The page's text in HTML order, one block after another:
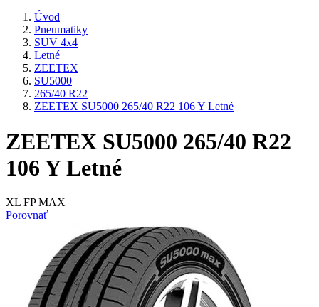
Úvod
Pneumatiky
SUV 4x4
Letné
ZEETEX
SU5000
265/40 R22
ZEETEX SU5000 265/40 R22 106 Y Letné
ZEETEX SU5000 265/40 R22
106 Y Letné
XL FP MAX
Porovnať